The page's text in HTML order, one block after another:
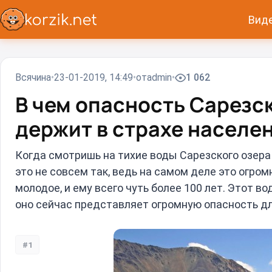
Всячина 23-01-2019, 14:49 отadmin 1 062
В чем опасность
держит в страхе
Когда смотришь на тихие воды Сарезского
это не совсем так, ведь на самом деле это
молодое, и ему всего чуть более 100 лет. Этот
оно сейчас представляет огромную опасность
#1